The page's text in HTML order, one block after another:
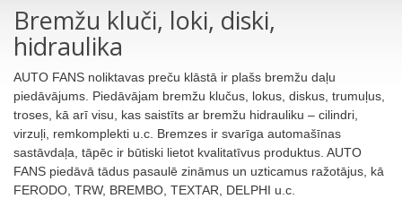
Bremžu kluči, loki, diski,
hidraulika
AUTO FANS noliktavas preču klāstā ir plašs bremžu daļu
piedāvājums. Piedāvājam bremžu klučus, lokus, diskus, trumuļus,
troses, kā arī visu, kas saistīts ar bremžu hidrauliku – cilindri,
virzuļi, remkomplekti u.c. Bremzes ir svarīga automašīnas
sastāvdaļa, tāpēc ir būtiski lietot kvalitatīvus produktus. AUTO
FANS piedāvā tādus pasaulē zināmus un uzticamus ražotājus, kā
FERODO, TRW, BREMBO, TEXTAR, DELPHI u.c.